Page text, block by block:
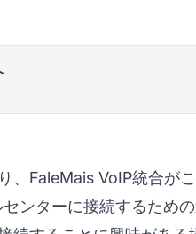
FaleMais VoIP統合が
ンターに接続するため